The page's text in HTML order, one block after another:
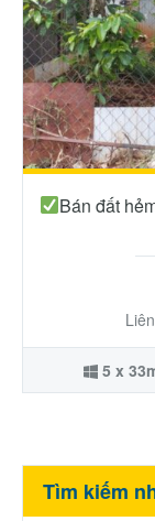
Bán đất
5 x
Tìm kiếm